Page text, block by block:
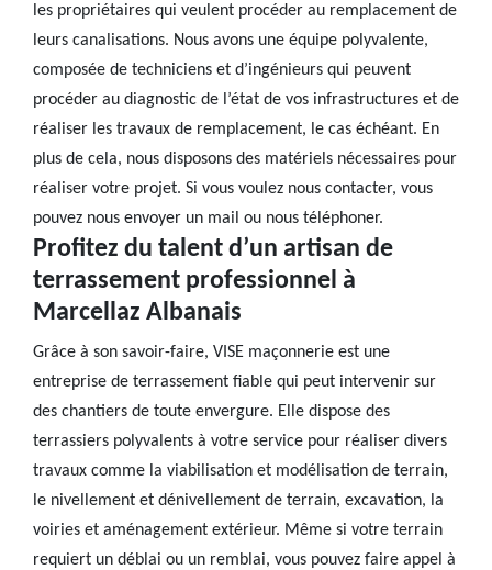
les propriétaires qui veulent procéder au remplacement de
leurs canalisations. Nous avons une équipe polyvalente,
composée de techniciens et d’ingénieurs qui peuvent
procéder au diagnostic de l’état de vos infrastructures et de
réaliser les travaux de remplacement, le cas échéant. En
plus de cela, nous disposons des matériels nécessaires pour
réaliser votre projet. Si vous voulez nous contacter, vous
pouvez nous envoyer un mail ou nous téléphoner.
Profitez du talent d’un artisan de
terrassement professionnel à
Marcellaz Albanais
Grâce à son savoir-faire, VISE maçonnerie est une
entreprise de terrassement fiable qui peut intervenir sur
des chantiers de toute envergure. Elle dispose des
terrassiers polyvalents à votre service pour réaliser divers
travaux comme la viabilisation et modélisation de terrain,
le nivellement et dénivellement de terrain, excavation, la
voiries et aménagement extérieur. Même si votre terrain
requiert un déblai ou un remblai, vous pouvez faire appel à